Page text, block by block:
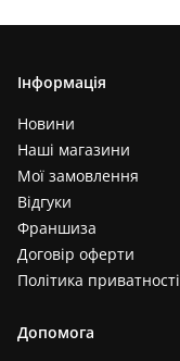
Інформація
Новини
Наші магазини
Мої замовлення
Відгуки
Франшиза
Договір оферти
Політика приватності
Допомога